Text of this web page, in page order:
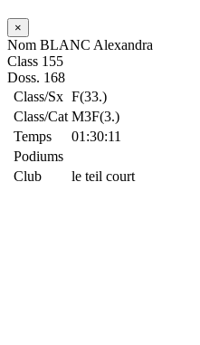
×
Nom BLANC Alexandra
Class 155
Doss. 168
Class/Sx F(33.)
Class/Cat M3F(3.)
Temps
01:30:11
Podiums
Club
le teil court